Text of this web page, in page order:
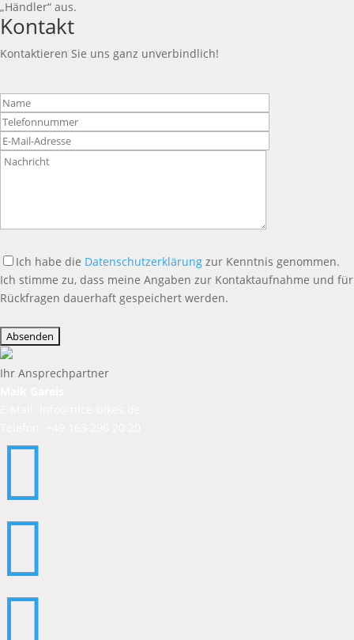
„Händler“ aus.
Kontakt
Kontaktieren Sie uns ganz unverbindlich!
Bitte
lasse
dieses
Feld
leer.
Ich habe die Datenschutzerklärung zur Kenntnis genommen.
Ich stimme zu, dass meine Angaben zur Kontaktaufnahme und für
Rückfragen dauerhaft gespeichert werden.
lasse
dieses
Feld
Ihr Ansprechpartner

